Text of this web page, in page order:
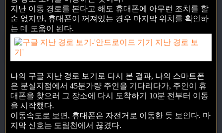
지난 이동 경로를 본다고 해도 휴대폰에 아무런 조치를 할
순 없지만, 휴대폰이 꺼져있는 경우 마지막 위치를 확인하
는 데 도움이 된다.
나의 구글 지난 경로 보기로 다시 본 결과, 나의 스마트폰
은 분실지점에서 45분가량 주인을 기다리다가, 주인이 휴
대폰을 찾으러 그 장소에 다시 도착하기 10분 전부터 이동
을 시작했다.
이동속도로 보면, 휴대폰은 자전거로 이동한 듯 보인다. 마
지막 신호는 도림천에서 끊겼다.